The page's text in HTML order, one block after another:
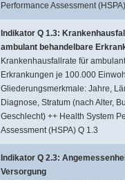
Performance Assessment
Indikator Q 1.3:
ambulant behandelbare
Krankenhausfallrate für
Erkrankungen je 100.000
Gliederungsmerkmale: Jahre,
Diagnose, Stratum (nach Alter,
Geschlecht) ++ Health System
Assessment (HSPA) Q 1.3
Indikator Q 2.3:
Versorgung